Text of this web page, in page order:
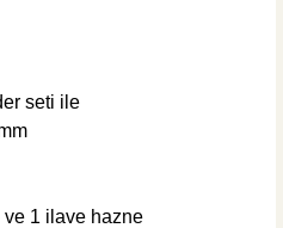
KARGO BEDAVA
Bataryası
seti ile
ve 1 ilave hazne